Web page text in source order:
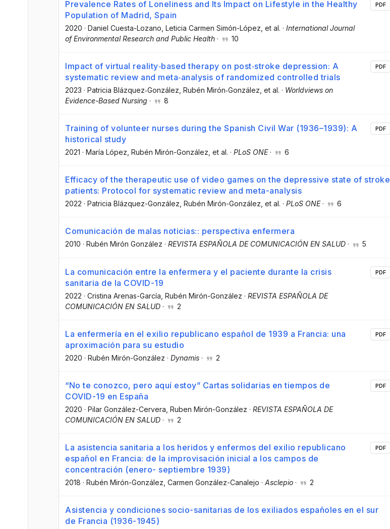
Prevalence Rates of Loneliness and Its Impact on Lifestyle in the Healthy
Population of Madrid, Spain
2020 · Daniel Cuesta-Lozano , Leticia Carmen Simón-López , et al. · International Journal
of Environmental Research and Public Health · 10
PDF
Impact of virtual reality‐based therapy on post‐stroke depression: A
systematic review and meta‐analysis of randomized controlled trials
2023 · Patricia Blázquez‐González , Rubén Mirón‐González , et al. · Worldviews on
Evidence-Based Nursing · 8
PDF
Training of volunteer nurses during the Spanish Civil War (1936–1939): A
historical study
2021 · María López , Rubén Mirón-González , et al. · PLoS ONE· 6
PDF
Efficacy of the therapeutic use of video games on the depressive state of stroke
patients: Protocol for systematic review and meta-analysis
2022 · Patricia Blázquez-González , Rubén Mirón-González , et al. · PLoS ONE· 6
Comunicación de malas noticias:: perspectiva enfermera
2010 · Rubén Mirón González · REVISTA ESPAÑOLA DE COMUNICACIÓN EN SALUD · 5
La comunicación entre la enfermera y el paciente durante la crisis
sanitaria de la COVID-19
2022 · Cristina Arenas-García , Rubén Mirón-González · REVISTA ESPAÑOLA DE
COMUNICACIÓN EN SALUD · 2
PDF
La enfermería en el exilio republicano español de 1939 a Francia: una
aproximación para su estudio
2020 · Rubén Mirón-González · Dynamis · 2
PDF
“No te conozco, pero aquí estoy” Cartas solidarias en tiempos de
COVID-19 en España
2020 · Pilar González-Cervera , Ruben Mirón-González · REVISTA ESPAÑOLA DE
COMUNICACIÓN EN SALUD · 2
PDF
La asistencia sanitaria a los heridos y enfermos del exilio republicano
español en Francia: de la improvisación inicial a los campos de
concentración (enero- septiembre 1939)
2018 · Rubén Mirón-González , Carmen González-Canalejo · Asclepio · 2
PDF
Asistencia y condiciones socio-sanitarias de los exiliados españoles en el sur
de Francia (1936-1945)